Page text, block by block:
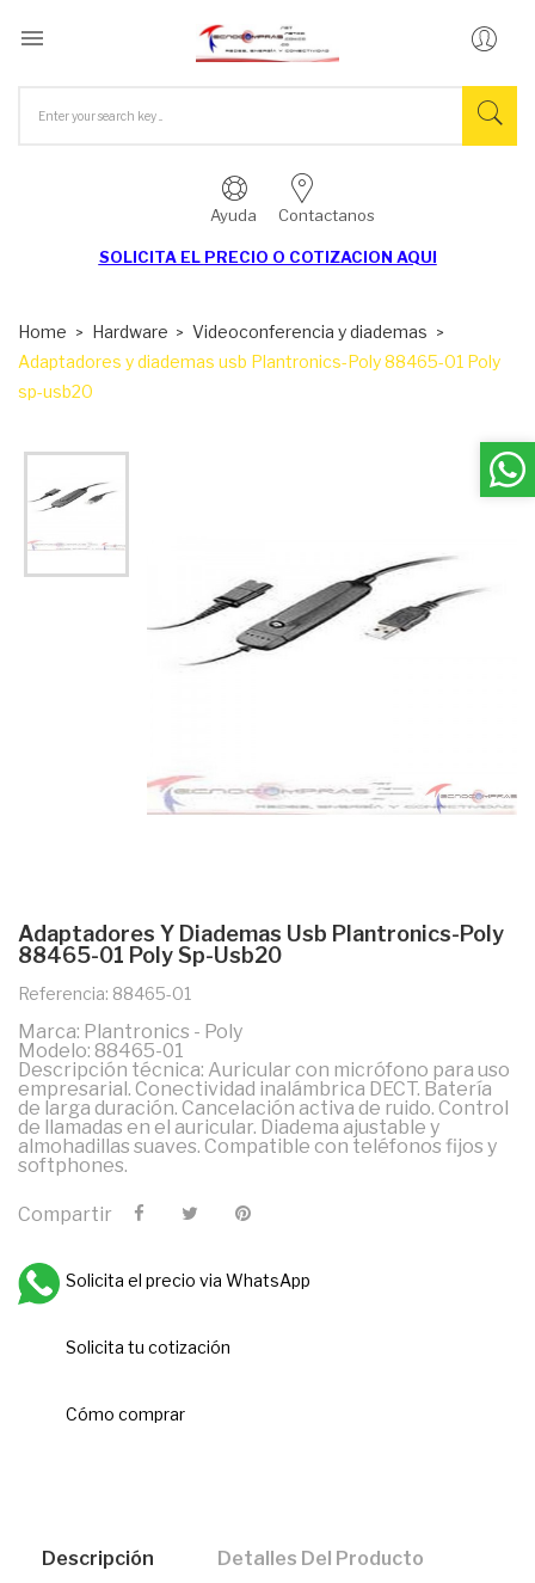

Ayuda Contactanos
SOLICITA EL PRECIO O COTIZACION AQUI
Home Hardware
Videoconferencia y diademas
Adaptadores y diademas usb Plantronics-Poly 88465-01 Poly
sp-usb20
Adaptadores Y Diademas Usb Plantronics-Poly
88465-01 Poly Sp-Usb20
Referencia: 88465-01
Marca: Plantronics - Poly
Modelo: 88465-01
Descripción técnica: Auricular con micrófono para uso
empresarial. Conectividad inalámbrica DECT. Batería
de larga duración. Cancelación activa de ruido. Control
de llamadas en el auricular. Diadema ajustable y
almohadillas suaves. Compatible con teléfonos fijos y
softphones.
Compartir
Solicita el precio via WhatsApp
Solicita tu cotización
Cómo comprar
Descripción Detalles Del Producto